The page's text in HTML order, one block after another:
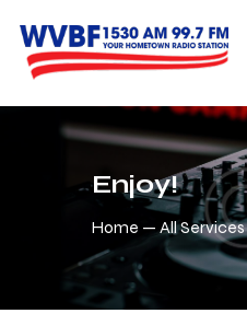
Enjoy!
Home All Services